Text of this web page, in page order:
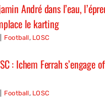
André dans l’eau,
le karting
Football, LOSC
: Ichem Ferrah s’engage
Football, LOSC